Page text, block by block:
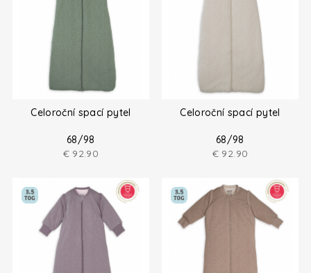
Celoroční spací pytel
68/98
€ 92.90
Celoroční spací pytel
68/98
€ 92.90